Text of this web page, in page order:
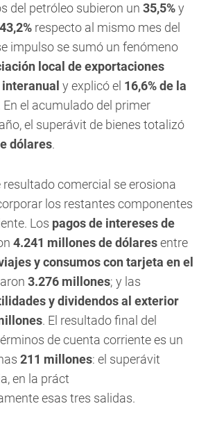
del petróleo subieron un 35,5%y
43,2% respecto al mismo mes del
impulso se sumó un fenómeno
local de exportaciones
interanual y explicó el 16,6% de la
En el acumulado del primer
el superávit de bienes totalizó
dólares.
resultado comercial se erosiona
los restantes componentes
Los pagos de intereses de
4.241 millones de dólaresentre
y consumos con tarjeta en el
3.276 millones; y las
y dividendos al exterior
. El resultado final del
de cuenta corriente es un
211 millones: el superávit
en la práct
esas tres salidas.